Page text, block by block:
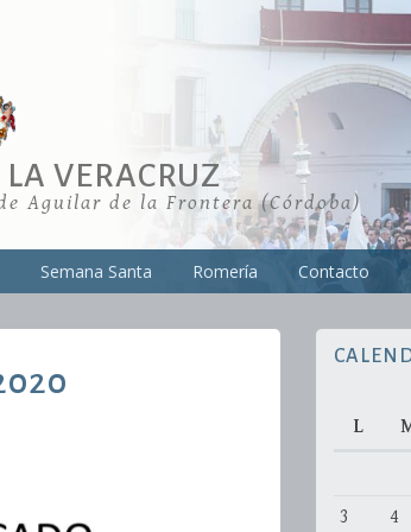
VERACRUZ
Aguilar de la Frontera (Córdoba)
Semana Santa Romería Contacto
L
3
4